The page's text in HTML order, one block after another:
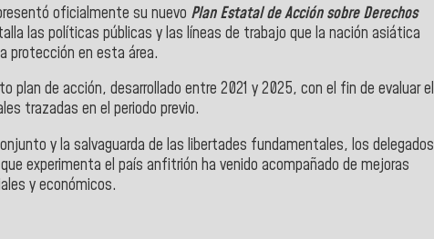
oficialmente su nuevo Plan Estatal de Acción sobre Derechos
las políticas públicas y las líneas de trabajo que la nación asiática
protección en esta área.
plan de acción, desarrollado entre 2021 y 2025, con el fin de evaluar el
trazadas en el periodo previo.
y la salvaguarda de las libertades fundamentales, los delegados
experimenta el país anfitrión ha venido acompañado de mejoras
y económicos.